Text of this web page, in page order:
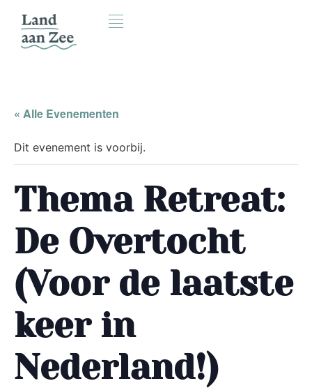
« Alle Evenementen
Dit evenement is voorbij.
Thema Retreat:
De Overtocht
(Voor de laatste
keer in
Nederland!)